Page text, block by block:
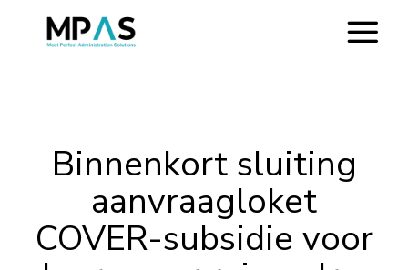
Binnenkort sluiting
aanvraagloket
COVER-subsidie voor